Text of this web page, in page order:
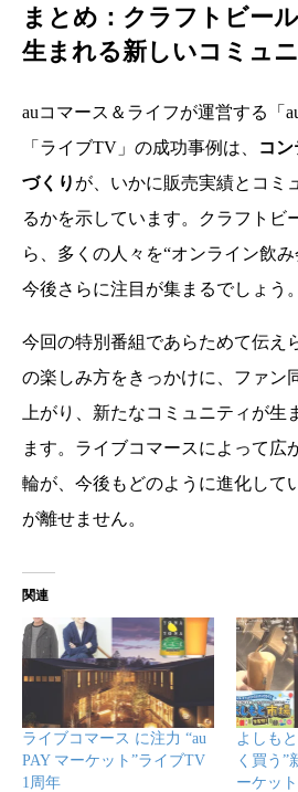
まとめ：クラフトビー
生まれる新しいコミュ
auコマース＆ライフが運営する「
「ライブTV」の成功事例は、
コ
づくり が、いかに販売実績とコミ
るかを示しています。クラフトビ
ら、多くの人々を“オンライン飲み
今後さらに注目が集まるでしょう。
今回の特別番組であらためて伝え
の楽しみ方をきっかけに、ファン
上がり、新たなコミュニティが生
ます。ライブコマースによって広
輪が、今後もどのように進化して
が離せません。
関連
ライブコマース に注力 “au
PAY マーケット”ライブTV
1周年
よしも
く買う”
ーケッ